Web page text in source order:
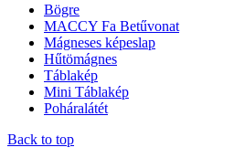
Bögre
MACCY Fa Betűvonat
Mágneses képeslap
Hűtömágnes
Táblakép
Mini Táblakép
Poháralátét
Back to top